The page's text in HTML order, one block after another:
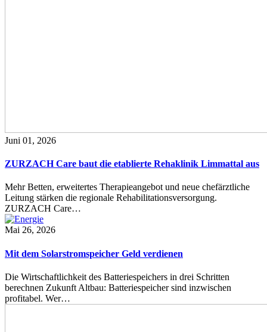
Juni 01, 2026
ZURZACH Care baut die etablierte Rehaklinik Limmattal aus
Mehr Betten, erweitertes Therapieangebot und neue chefärztliche
Leitung stärken die regionale Rehabilitationsversorgung.
ZURZACH Care…
Mai 26, 2026
Mit dem Solarstromspeicher Geld verdienen
Die Wirtschaftlichkeit des Batteriespeichers in drei Schritten
berechnen Zukunft Altbau: Batteriespeicher sind inzwischen
profitabel. Wer…